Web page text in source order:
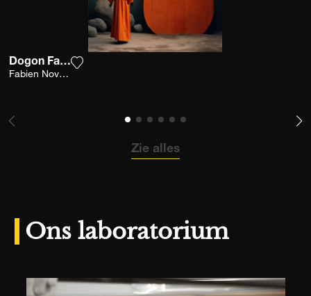
Dogon Fashion
Fabien Novarino
Zie alles
Ons laboratorium